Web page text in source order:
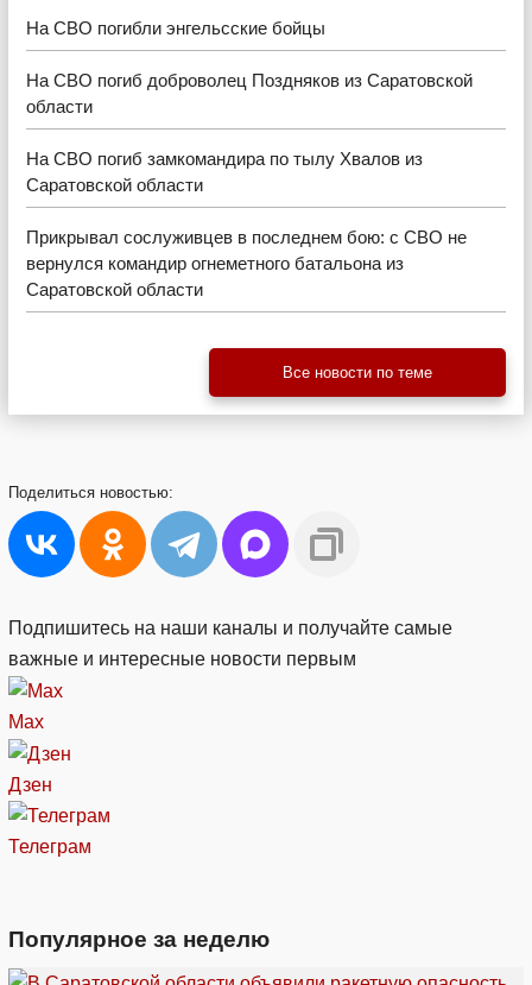
На СВО погибли энгельсские бойцы
На СВО погиб доброволец Поздняков из Саратовской
области
На СВО погиб замкомандира по тылу Хвалов из
Саратовской области
Прикрывал сослуживцев в последнем бою: с СВО не
вернулся командир огнеметного батальона из
Саратовской области
Все новости по теме
Поделиться новостью:
Подпишитесь на наши каналы и получайте самые
важные и интересные новости первым
Max
Дзен
Телеграм
Популярное за неделю